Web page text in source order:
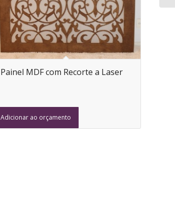
Painel MDF com Recorte a Laser
Adicionar ao orçamento